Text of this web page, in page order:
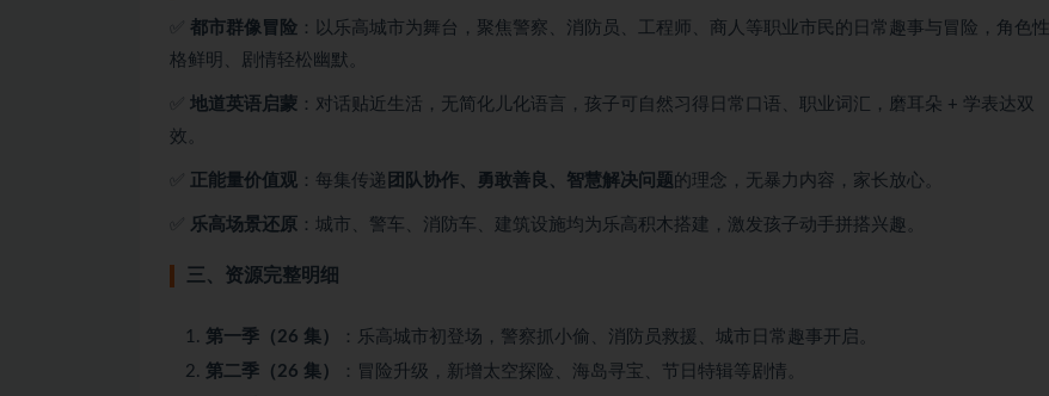
都市群像冒险 ：以乐高城市为舞台，聚焦警察、消防员、工程师、商人等职业市民的日常趣事与冒险，角色性
格鲜明、剧情轻松幽默。
地道英语启蒙 ：对话贴近生活，无简化儿化语言，孩子可自然习得日常口语、职业词汇，磨耳朵 + 学表达双
效。
正能量价值观 ：每集传递 团队协作、勇敢善良、智慧解决问题 的理念，无暴力内容，家长放心。
乐高场景还原 ：城市、警车、消防车、建筑设施均为乐高积木搭建，激发孩子动手拼搭兴趣。
三、资源完整明细
第一季（26 集）
：乐高城市初登场，警察抓小偷、消防员救援、城市日常趣事开启。
第二季（26 集）
：冒险升级，新增太空探险、海岛寻宝、节日特辑等剧情。